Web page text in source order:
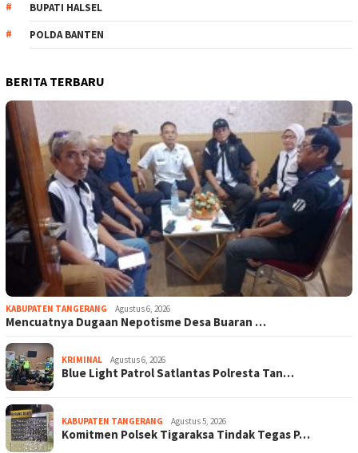
BUPATI HALSEL
POLDA BANTEN
BERITA TERBARU
KABUPATEN TANGERANG Agustus 6, 2026
Mencuatnya Dugaan Nepotisme Desa Buaran …
KRIMINAL Agustus 6, 2026
Blue Light Patrol Satlantas Polresta Tan…
KABUPATEN TANGERANG Agustus 5, 2026
Komitmen Polsek Tigaraksa Tindak Tegas P…